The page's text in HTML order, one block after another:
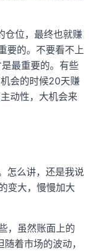
仓位，最终也就赚
要的。不要看不上
最重要的。有些
会的时候20天赚
动性，大机会来
怎么讲，还是我说
变大，慢慢加大
，虽然账面上的
着市场的波动，